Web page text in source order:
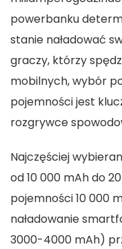
powerbanku
stanie naładować
graczy, którzy
mobilnych, wybór
pojemności jest
rozgrywce
Najczęściej
od 10 000 mAh do
pojemności 10 000
naładowanie
3000-4000 mAh)